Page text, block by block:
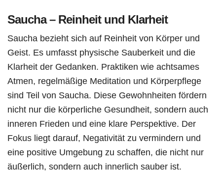
Saucha – Reinheit und Klarheit
Saucha bezieht sich auf Reinheit von Körper und
Geist. Es umfasst physische Sauberkeit und die
Klarheit der Gedanken. Praktiken wie achtsames
Atmen, regelmäßige Meditation und Körperpflege
sind Teil von Saucha. Diese Gewohnheiten fördern
nicht nur die körperliche Gesundheit, sondern auch
inneren Frieden und eine klare Perspektive. Der
Fokus liegt darauf, Negativität zu vermindern und
eine positive Umgebung zu schaffen, die nicht nur
äußerlich, sondern auch innerlich sauber ist.